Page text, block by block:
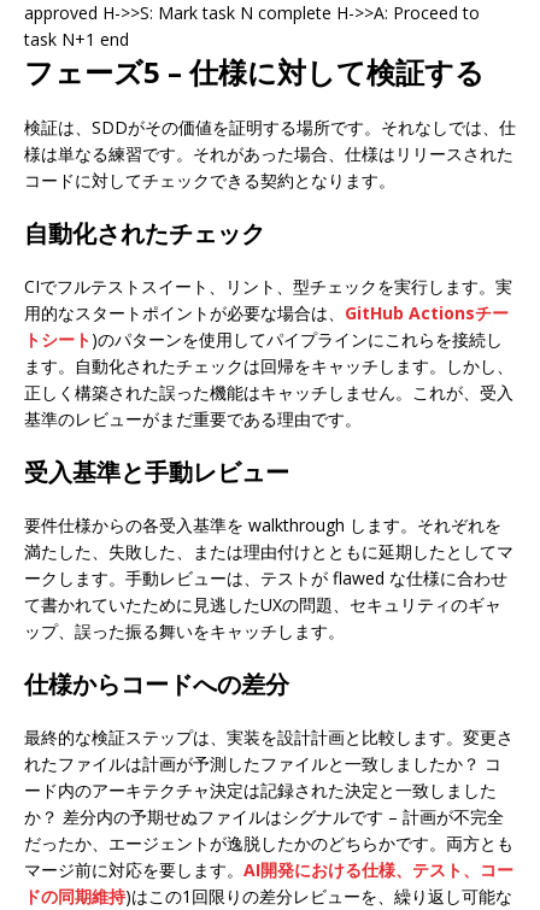
approved H->>S: Mark task N complete H->>A: Proceed to
task N+1 end
フェーズ5 – 仕様に対して検証する
検証は、SDDがその価値を証明する場所です。それなしでは、仕
様は単なる練習です。それがあった場合、仕様はリリースされた
コードに対してチェックできる契約となります。
自動化されたチェック
CIでフルテストスイート、リント、型チェックを実行します。実
用的なスタートポイントが必要な場合は、 GitHub Actionsチー
トシート)のパターンを使用してパイプラインにこれらを接続し
ます。自動化されたチェックは回帰をキャッチします。しかし、
正しく構築された誤った機能はキャッチしません。これが、受入
基準のレビューがまだ重要である理由です。
受入基準と手動レビュー
要件仕様からの各受入基準を walkthrough します。それぞれを
満たした、失敗した、または理由付けとともに延期したとしてマ
ークします。手動レビューは、テストが flawed な仕様に合わせ
て書かれていたために見逃したUXの問題、セキュリティのギャ
ップ、誤った振る舞いをキャッチします。
仕様からコードへの差分
最終的な検証ステップは、実装を設計計画と比較します。変更さ
れたファイルは計画が予測したファイルと一致しましたか？ コ
ード内のアーキテクチャ決定は記録された決定と一致しました
か？ 差分内の予期せぬファイルはシグナルです – 計画が不完全
だったか、エージェントが逸脱したかのどちらかです。両方とも
マージ前に対応を要します。 AI開発における仕様、テスト、コー
ドの同期維持)はこの1回限りの差分レビューを、繰り返し可能な